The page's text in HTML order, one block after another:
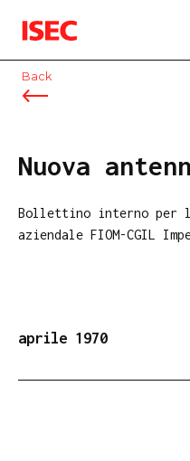
ISEC
Back
Nuova
Bollettino interno per
aziendale FIOM-CGIL
aprile 1970